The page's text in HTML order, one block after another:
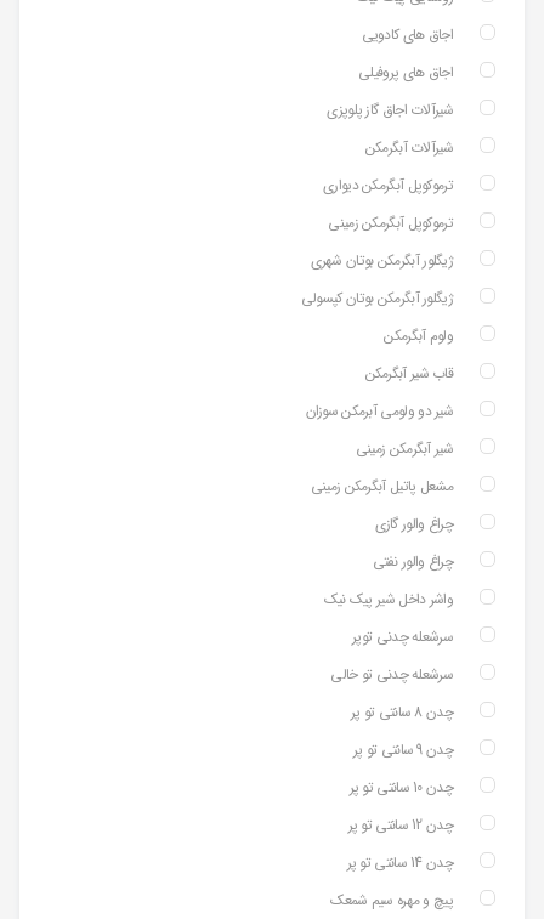
اجاق های کادویی
اجاق های پروفیلی
شیرآلات اجاق گاز پلوپزی
شیرآلات آبگرمکن
ترموکوپل آبگرمکن دیواری
ترموکوپل آبگرمکن زمینی
ژیگلور آبگرمکن بوتان شهری
ژیگلور آبگرمکن بوتان کپسولی
ولوم آبگرمکن
قاب شیر آبگرمکن
شیر دو ولومی آبرمکن سوزان
شیر آبگرمکن زمینی
مشعل پاتیل آبگرمکن زمینی
چراغ والور گازی
چراغ والور نفتی
واشر داخل شیر پیک نیک
سرشعله چدنی توپر
سرشعله چدنی تو خالی
چدن 8 سانتی تو پر
چدن 9 سانتی تو پر
چدن 10 سانتی تو پر
چدن 12 سانتی تو پر
چدن 14 سانتی تو پر
پیچ و مهره سیم شمعک